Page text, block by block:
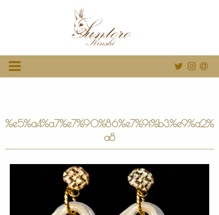
%e5%a4%a7%e7%90%86%e7%9f%b3%e9%a2%
a8